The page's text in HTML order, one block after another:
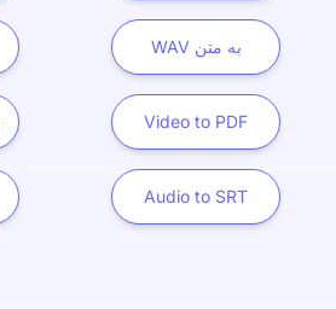
WAV به متن
Video to PDF
Audio to SRT